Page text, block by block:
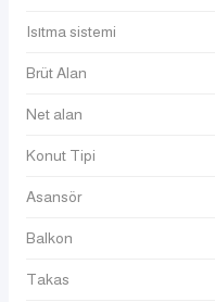
Isıtma sistemi
Brüt Alan
Net alan
Konut Tipi
Asansör
Balkon
Takas